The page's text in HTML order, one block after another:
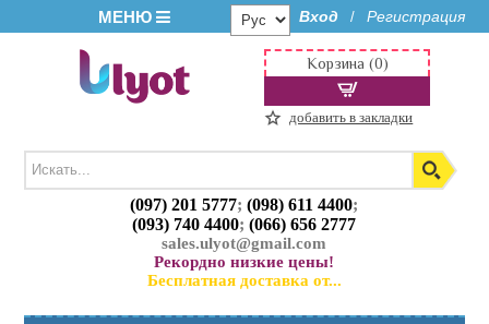
МЕНЮ Вход / Регистрация
(097) 201 5777;(098) 611 4400;
(093) 740 4400;(066) 656 2777
sales.ulyot@gmail.com
Рекордно низкие цены!
Бесплатная доставка от...
Корзина (0)
добавить в закладки